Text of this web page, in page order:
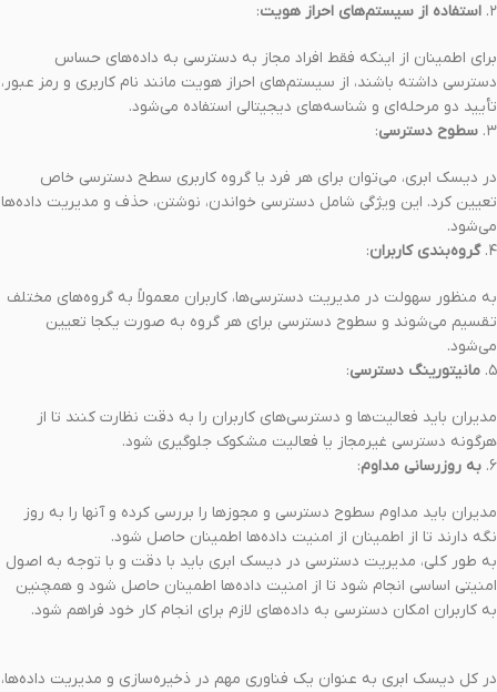
۲. استفاده از سیستم‌های احراز هویت:
برای اطمینان از اینکه فقط افراد مجاز به دسترسی به داده‌های حساس
دسترسی داشته باشند، از سیستم‌های احراز هویت مانند نام کاربری و رمز عبور،
تأیید دو مرحله‌ای و شناسه‌های دیجیتالی استفاده می‌شود.
۳. سطوح دسترسی:
در دیسک ابری، می‌توان برای هر فرد یا گروه کاربری سطح دسترسی خاص
تعیین کرد. این ویژگی شامل دسترسی خواندن، نوشتن، حذف و مدیریت داده‌ها
می‌شود.
۴. گروه‌بندی کاربران:
به منظور سهولت در مدیریت دسترسی‌ها، کاربران معمولاً به گروه‌های مختلف
تقسیم می‌شوند و سطوح دسترسی برای هر گروه به صورت یکجا تعیین
می‌شود.
۵. مانیتورینگ دسترسی:
مدیران باید فعالیت‌ها و دسترسی‌های کاربران را به دقت نظارت کنند تا از
هرگونه دسترسی غیرمجاز یا فعالیت مشکوک جلوگیری شود.
۶. به روزرسانی مداوم:
مدیران باید مداوم سطوح دسترسی و مجوزها را بررسی کرده و آنها را به روز
نگه دارند تا از اطمینان از امنیت داده‌ها اطمینان حاصل شود.
به طور کلی، مدیریت دسترسی در دیسک ابری باید با دقت و با توجه به اصول
امنیتی اساسی انجام شود تا از امنیت داده‌ها اطمینان حاصل شود و همچنین
به کاربران امکان دسترسی به داده‌های لازم برای انجام کار خود فراهم شود.
در کل دیسک ابری به عنوان یک فناوری مهم در ذخیره‌سازی و مدیریت داده‌ها،